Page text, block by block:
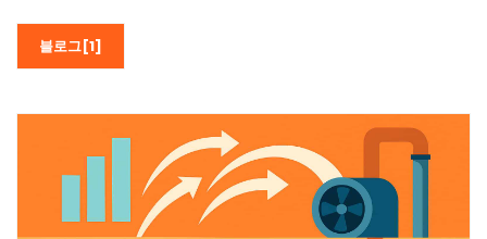
블로그[1]